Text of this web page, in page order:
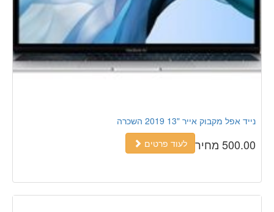
נייד אפל מקבוק אייר "13 2019 השכרה
לעוד פרטים
500.00 מחיר